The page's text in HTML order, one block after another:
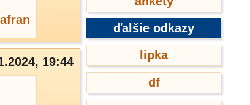
19:44
ďalšie odkazy
lipka
df